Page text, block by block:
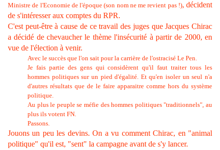
Ministre de l'Economie de l'époque (son nom ne me revient pas !), décident
de s'intéresser aux comptes du RPR.
C'est peut-être à cause de ce travail des juges que Jacques Chirac
a décidé de chevaucher le thème l'insécurité à partir de 2000, en
vue de l'élection à venir.
Avec le succès que l'on sait pour la carrière de l'ostracisé Le Pen.
Je fais partie des gens qui considèrent qu'il faut traiter tous les
hommes politiques sur un pied d'égalité. Et qu'en isoler un seul n'a
d'autres résultats que de le faire apparaitre comme hors du système
politique.
Au plus le peuple se méfie des hommes politiques "traditionnels", au
plus ils votent FN.
Passons.
Jouons un peu les devins. On a vu comment Chirac, en "animal
politique" qu'il est, "sent" la campagne avant de s'y lancer.